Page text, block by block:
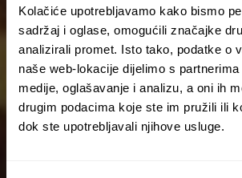
Kolačiće upotrebljavamo kako bismo
sadržaj i oglase, omogućili značajke
analizirali promet. Isto tako, podatke o
naše web-lokacije dijelimo s
medije, oglašavanje i analizu, a oni ih
drugim podacima koje ste im pružili ili
dok ste upotrebljavali njihove usluge.